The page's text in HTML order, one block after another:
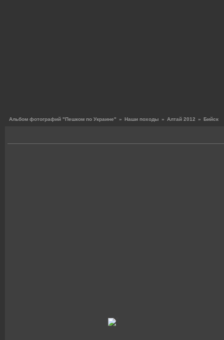
Альбом фотографий "Пешком по Украине" » Наши походы » Алтай 2012 » Бийск